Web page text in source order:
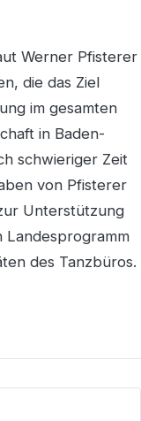
Werner Pfisterer
die das Ziel
im gesamten
in Baden-
schwieriger Zeit
von Pfisterer
Unterstützung
Landesprogramm
des Tanzbüros.